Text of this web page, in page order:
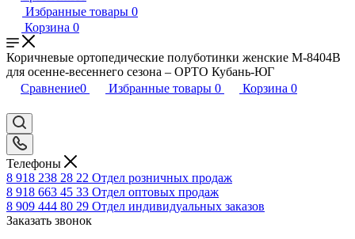
Избранные товары 0
Корзина 0
Коричневые ортопедические полуботинки женские М-8404В
для осенне-весеннего сезона – ОРТО Кубань-ЮГ
Сравнение0 Избранные товары 0 Корзина 0
Телефоны
8 918 238 28 22 Отдел розничных продаж
8 918 663 45 33 Отдел оптовых продаж
8 909 444 80 29 Отдел индивидуальных заказов
Заказать звонок